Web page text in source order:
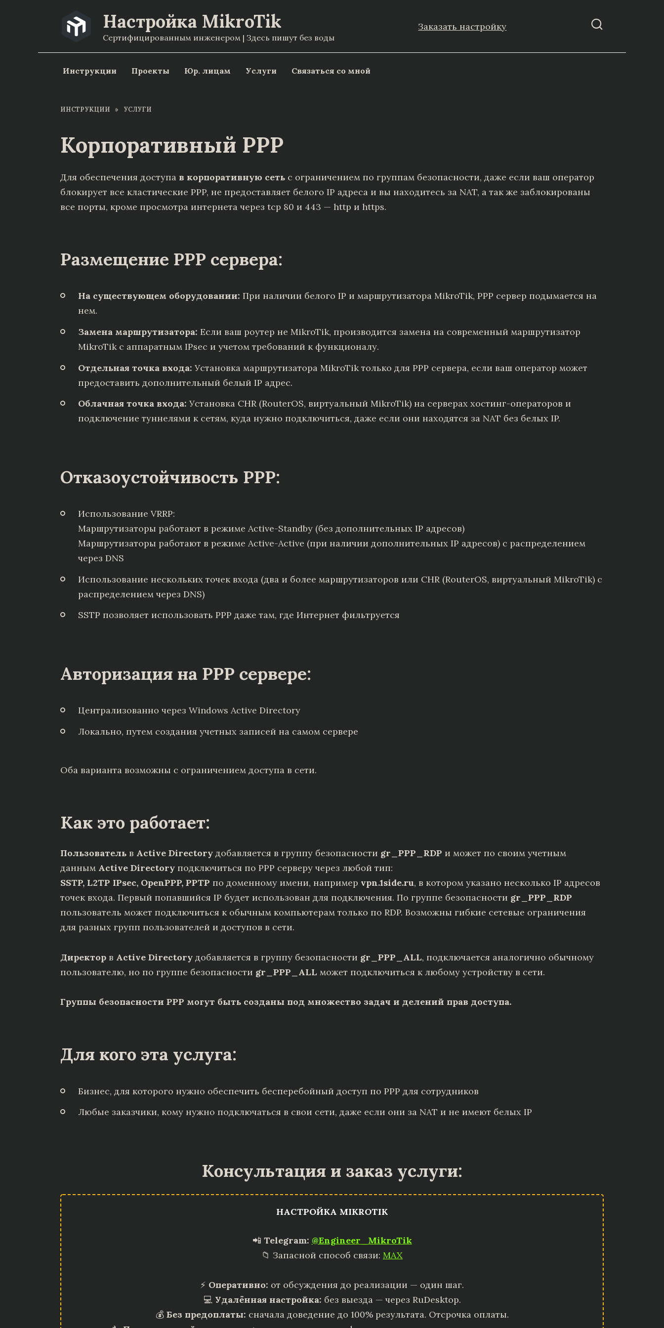
Настройка MikroTik
Сертифицированным инженером | Здесь пишут без воды
Заказать настройку
Инструкции Проекты Юр. лицам Услуги Связаться со мной
ИНСТРУКЦИИ » УСЛУГИ
Корпоративный PPP
Для обеспечения доступа в корпоративную сеть с ограничением по группам безопасности, даже если ваш оператор
блокирует все кластические PPP, не предоставляет белого IP адреса и вы находитесь за NAT, а так же заблокированы
все порты, кроме просмотра интернета через tcp 80 и 443 — http и https.
Размещение PPP сервера:
На существующем оборудовании: При наличии белого IP и маршрутизатора MikroTik, PPP сервер подымается на
нем.
Замена маршрутизатора: Если ваш роутер не MikroTik, производится замена на современный маршрутизатор
MikroTik с аппаратным IPsec и учетом требований к функционалу.
Отдельная точка входа: Установка маршрутизатора MikroTik только для PPP сервера, если ваш оператор может
предоставить дополнительный белый IP адрес.
Облачная точка входа: Установка CHR (RouterOS, виртуальный MikroTik) на серверах хостинг-операторов и
подключение туннелями к сетям, куда нужно подключиться, даже если они находятся за NAT без белых IP.
Отказоустойчивость PPP:
Использование VRRP:
Маршрутизаторы работают в режиме Active-Standby (без дополнительных IP адресов)
Маршрутизаторы работают в режиме Active-Active (при наличии дополнительных IP адресов) с распределением
через DNS
Использование нескольких точек входа (два и более маршрутизаторов или CHR (RouterOS, виртуальный MikroTik) с
распределением через DNS)
SSTP позволяет использовать PPP даже там, где Интернет фильтруется
Авторизация на PPP сервере:
Централизованно через Windows Active Directory
Локально, путем создания учетных записей на самом сервере
Оба варианта возможны с ограничением доступа в сети.
Как это работает:
Пользователь в Active Directory добавляется в группу безопасности gr_PPP_RDP и может по своим учетным
данным Active Directory подключиться по PPP серверу через любой тип:
SSTP, L2TP IPsec, OpenPPP, PPTP по доменному имени, например vpn.1side.ru, в котором указано несколько IP адресов
точек входа. Первый попавшийся IP будет использован для подключения. По группе безопасности gr_PPP_RDP
пользователь может подключиться к обычным компьютерам только по RDP. Возможны гибкие сетевые ограничения
для разных групп пользователей и доступов в сети.
Директор в Active Directory добавляется в группу безопасности gr_PPP_ALL, подключается аналогично обычному
пользователю, но по группе безопасности gr_PPP_ALL может подключиться к любому устройству в сети.
Группы безопасности PPP могут быть созданы под множество задач и делений прав доступа.
Для кого эта услуга:
Бизнес, для которого нужно обеспечить бесперебойный доступ по PPP для сотрудников
Любые заказчики, кому нужно подключаться в свои сети, даже если они за NAT и не имеют белых IP
Консультация и заказ услуги:
НАСТРОЙКА MIKROTIK
📲 Telegram: @Engineer_MikroTik
📁 Запасной способ связи: MAX
⚡ Оперативно: от обсуждения до реализации — один шаг.
💻 Удалённая настройка: без выезда — через RuDesktop.
💰 Без предоплаты: сначала доведение до 100% результата. Отсрочка оплаты.